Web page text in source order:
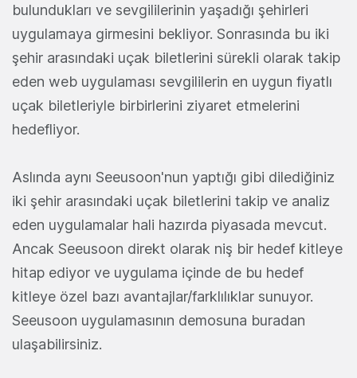
bulundukları ve sevgililerinin yaşadığı şehirleri
uygulamaya girmesini bekliyor. Sonrasında bu iki
şehir arasındaki uçak biletlerini sürekli olarak takip
eden web uygulaması sevgililerin en uygun fiyatlı
uçak biletleriyle birbirlerini ziyaret etmelerini
hedefliyor.
Aslında aynı Seeusoon'nun yaptığı gibi dilediğiniz
iki şehir arasındaki uçak biletlerini takip ve analiz
eden uygulamalar hali hazırda piyasada mevcut.
Ancak Seeusoon direkt olarak niş bir hedef kitleye
hitap ediyor ve uygulama içinde de bu hedef
kitleye özel bazı avantajlar/farklılıklar sunuyor.
Seeusoon uygulamasının demosuna buradan
ulaşabilirsiniz.